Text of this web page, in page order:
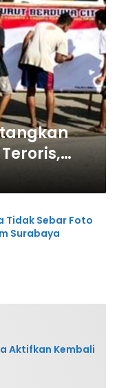
Tidak Sebar Foto
Surabaya
Aktifkan Kembali